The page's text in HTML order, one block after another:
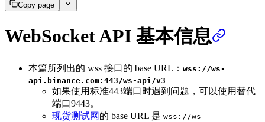
Copy page
WebSocket API 基本信息
本篇所列出的 wss 接口的 base URL： wss://ws-
api.binance.com:443/ws-api/v3
如果使用标准443端口时遇到问题，可以使用替代
端口9443。
现货测试网 的 base URL 是 wss://ws-